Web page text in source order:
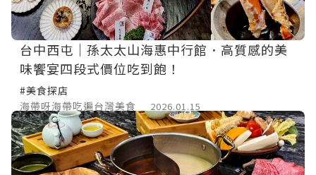
台中西屯｜孫太太山海惠中行館．高質感的美
味饗宴四段式價位吃到飽！
#美食探店
海帶呀海帶吃遍台灣美食
2026.01.15